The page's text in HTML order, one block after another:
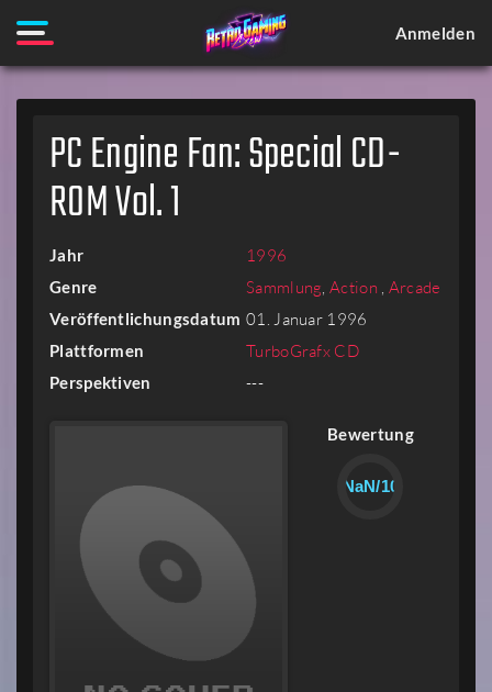
Anmelden
PC Engine Fan: Special CD-
ROM Vol. 1
Jahr 1996
Genre Sammlung,Action , Arcade
Veröffentlichungsdatum 01. Januar 1996
Plattformen TurboGrafx CD
Perspektiven ---
Bewertung
NaN/10